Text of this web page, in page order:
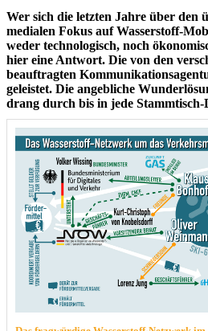
Wer sich die letzten Jahre über den
medialen Fokus auf Wasserstoff-
weder technologisch, noch
hier eine Antwort. Die von den
beauftragten
geleistet. Die angebliche
drang durch bis in jede